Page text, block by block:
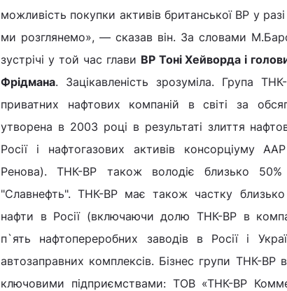
можливість покупки активів британської BP у
ми розглянемо», — сказав він. За словами
зустрічі у той час глави BP Тоні Хейворда і
Фрідмана. Зацікавленість зрозуміла. Група
приватних нафтових компаній в світі за
утворена в 2003 році в результаті злиття
Росії і нафтогазових активів консорціуму
Ренова). ТНК-ВР також володіє близько 50%
"Славнефть". ТНК-ВР має також частку близько
нафти в Росії (включаючи долю ТНК-ВР в
п`ять нафтопереробних заводів в Росії і
автозаправних комплексів. Бізнес групи ТНК-ВР
ключовими підприємствами: ТОВ «ТНК-ВР